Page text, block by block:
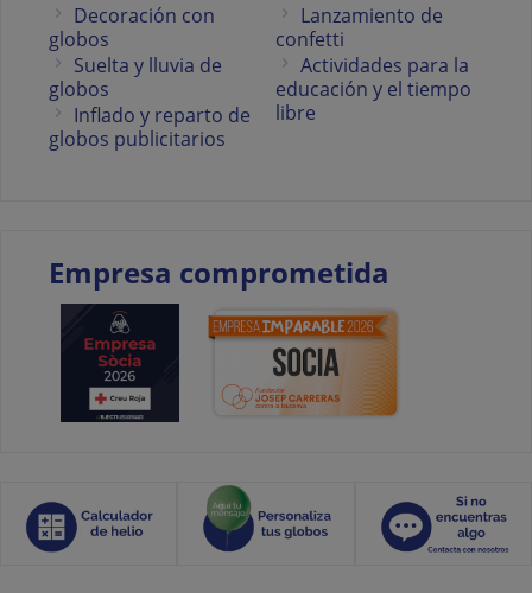
Decoración con
globos
Suelta y lluvia de
globos
Inflado y reparto de
globos publicitarios
Lanzamiento de
confetti
Actividades para la
educación y el tiempo
libre
Empresa comprometida